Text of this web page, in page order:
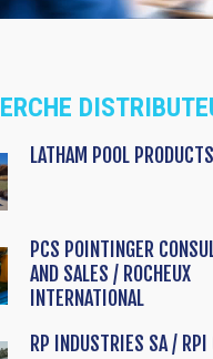
LATHAM POOL PRODUCTS
PCS POINTINGER
AND SALES / ROCHEUX
INTERNATIONAL
RP INDUSTRIES SA / RPI